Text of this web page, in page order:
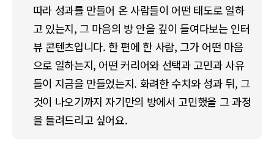
따라 성과를 만들어 온 사람들이 어떤 태도로 일하
고 있는지, 그 마음의 방 안을 깊이 들여다보는 인터
뷰 콘텐츠입니다. 한 편에 한 사람, 그가 어떤 마음
으로 일하는지, 어떤 커리어와 선택과 고민과 사유
들이 지금을 만들었는지. 화려한 수치와 성과 뒤, 그
것이 나오기까지 자기만의 방에서 고민했을 그 과정
을 들려드리고 싶어요.